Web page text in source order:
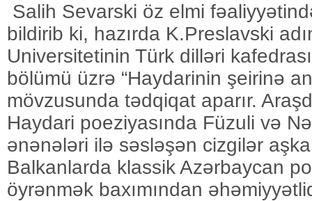
Salih Sevarski öz elmi
bildirib ki, hazırda K.Preslavski
Universitetinin Türk dilləri
bölümü üzrə “Haydarinin şeirinə
mövzusunda tədqiqat aparır.
Haydari poeziyasında Füzuli və
ənənələri ilə səsləşən cizgilər
Balkanlarda klassik Azərbaycan
öyrənmək baxımından